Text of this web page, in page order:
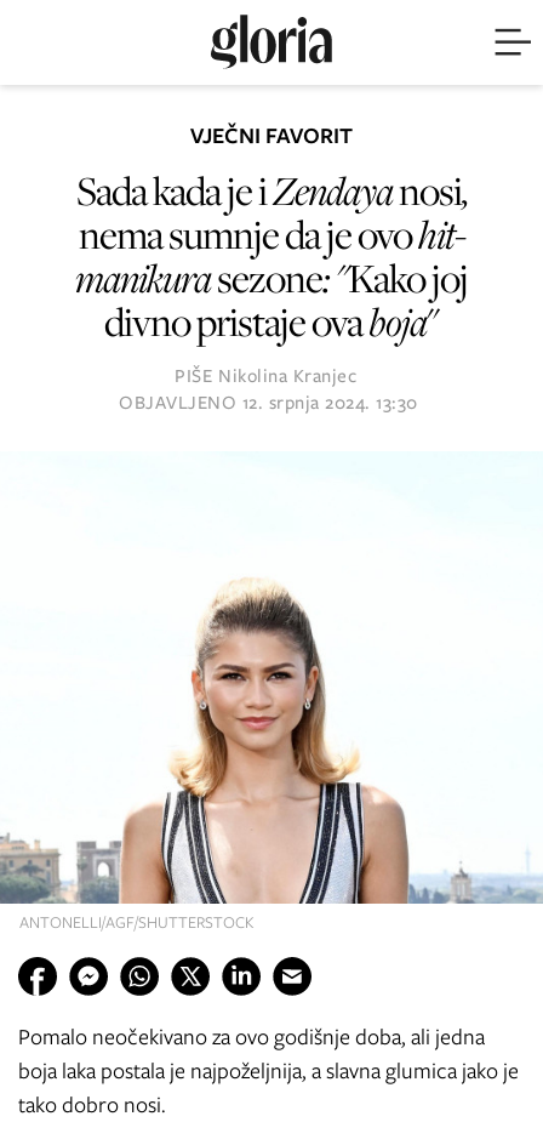
ANTONELLI/AGF/SHUTTERSTOCK
VJEČNI FAVORIT
Sada kada je iZendayanosi,
nema sumnje da je ovohit-
manikurasezone: "Kako joj
divno pristaje ovaboja"
PIŠE Nikolina Kranjec
OBJAVLJENO 12. srpnja 2024. 13:30
Pomalo neočekivano za ovo godišnje doba, ali jedna
boja laka postala je najpoželjnija, a slavna glumica jako je
tako dobro nosi.